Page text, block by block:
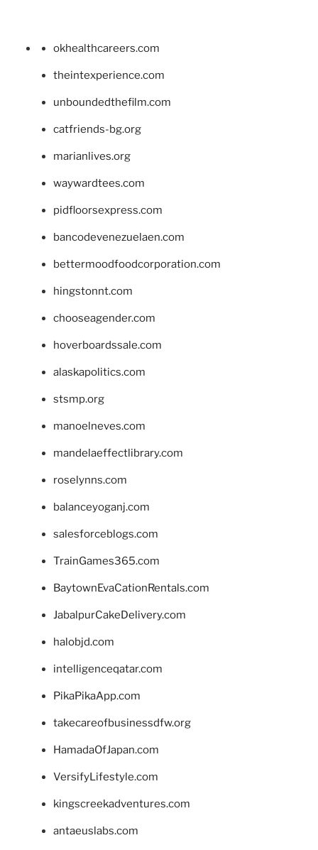
okhealthcareers.com
theintexperience.com
unboundedthefilm.com
catfriends-bg.org
marianlives.org
waywardtees.com
pidfloorsexpress.com
bancodevenezuelaen.com
bettermoodfoodcorporation.com
hingstonnt.com
chooseagender.com
hoverboardssale.com
alaskapolitics.com
stsmp.org
manoelneves.com
mandelaeffectlibrary.com
roselynns.com
balanceyoganj.com
salesforceblogs.com
TrainGames365.com
BaytownEvaCationRentals.com
JabalpurCakeDelivery.com
halobjd.com
intelligenceqatar.com
PikaPikaApp.com
takecareofbusinessdfw.org
HamadaOfJapan.com
VersifyLifestyle.com
kingscreekadventures.com
antaeuslabs.com